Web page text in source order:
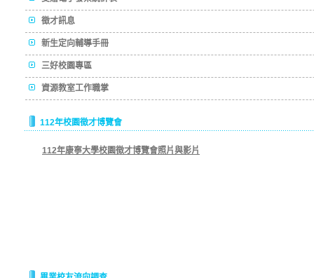
徵才訊息
新生定向輔導手冊
三好校園專區
資源教室工作職掌
112年校園徵才博覽會
112年康寧大學校園徵才博覽會照片與影片